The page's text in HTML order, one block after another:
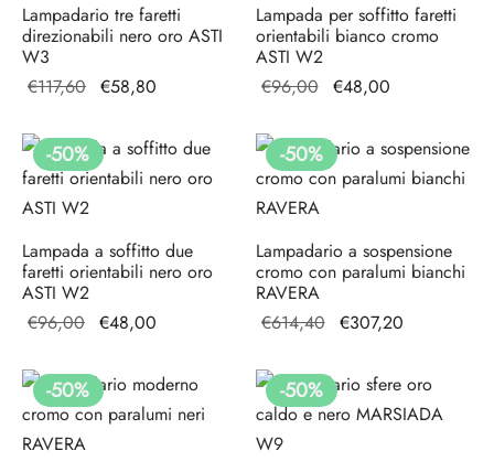
Lampadario tre faretti
direzionabili nero oro ASTI
W3
€117,60 Il prezzo
era:
€117,60.
€58,80
attuale
Lampada per soffitto faretti
orientabili bianco cromo
ASTI W2
€96,00 Il prezzo
era:
€96,00.
€48,00
attuale
è:
-50%
Lampada a soffitto due
faretti orientabili nero oro
ASTI W2
€96,00 Il prezzo
era:
€96,00.
€48,00
attuale
è:
-50%
Lampadario a sospensione
cromo con paralumi bianchi
RAVERA
€614,40 Il prezzo
era:
€614,40.
€307,20
€307,20.
-50% -50%